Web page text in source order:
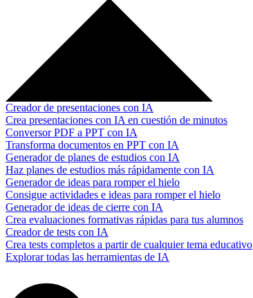
Creador de presentaciones con IA
Crea presentaciones con IA en cuestión de minutos
Conversor PDF a PPT con IA
Transforma documentos en PPT con IA
Generador de planes de estudios con IA
Haz planes de estudios más rápidamente con IA
Generador de ideas para romper el hielo
Consigue actividades e ideas para romper el hielo
Generador de ideas de cierre con IA
Crea evaluaciones formativas rápidas para tus alumnos
Creador de tests con IA
Crea tests completos a partir de cualquier tema educativo
Explorar todas las herramientas de IA